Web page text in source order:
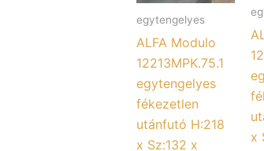
egytengelyes
ALFA Modulo
12213MPK.75.1
egytengelyes
fékezetlen
utánfutó H:218
x Sz:132 x
x